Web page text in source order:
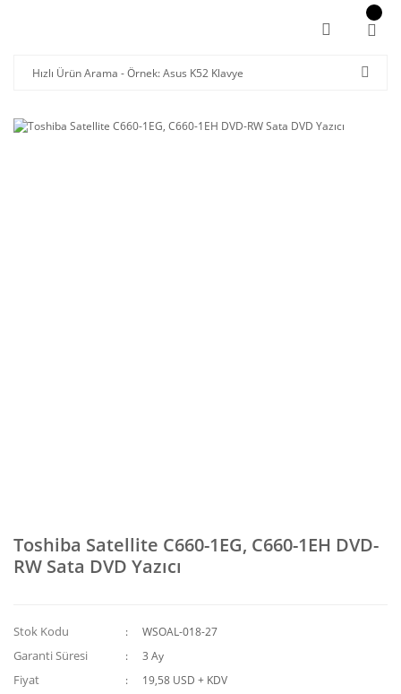
Toshiba Satellite C660-1EG, C660-1EH DVD-
RW Sata DVD Yazıcı
Stok Kodu WSOAL-018-27
Garanti Süresi 3 Ay
Fiyat
19,58 USD + KDV